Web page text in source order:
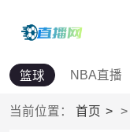
篮球 NBA直播
当前位置： 首页 >